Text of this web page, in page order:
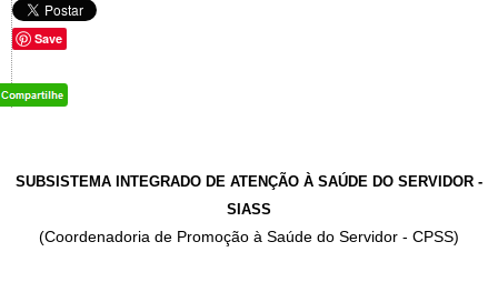
Save
SUBSISTEMA INTEGRADO DE ATENÇÃO À SAÚDE DO SERVIDOR -
SIASS
(Coordenadoria de Promoção à Saúde do Servidor - CPSS)